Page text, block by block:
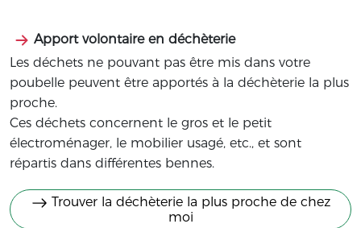
Apport volontaire en déchèterie
Les déchets ne pouvant pas être mis dans votre
poubelle peuvent être apportés à la déchèterie la plus
proche.
Ces déchets concernent le gros et le petit
électroménager, le mobilier usagé, etc., et sont
répartis dans différentes bennes.
Trouver la déchèterie la plus proche de chez
moi